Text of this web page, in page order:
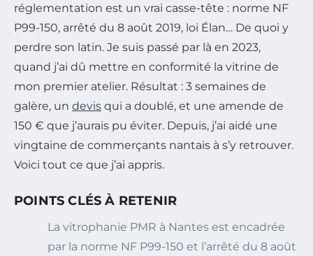
réglementation est un vrai casse-tête : norme NF
P99-150, arrêté du 8 août 2019, loi Élan… De quoi y
perdre son latin. Je suis passé par là en 2023,
quand j’ai dû mettre en conformité la vitrine de
mon premier atelier. Résultat : 3 semaines de
galère, un devis qui a doublé, et une amende de
150 € que j’aurais pu éviter. Depuis, j’ai aidé une
vingtaine de commerçants nantais à s’y retrouver.
Voici tout ce que j’ai appris.
POINTS CLÉS À RETENIR
La vitrophanie PMR à Nantes est encadrée
par la norme NF P99-150 et l’arrêté du 8 août